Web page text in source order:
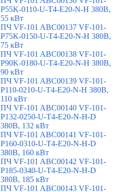
P55K-0110-U-T4-E20-N-H 380В,
55 кВт
ПЧ VF-101 ABC00137 VF-101-
P75K-0150-U-T4-E20-N-H 380В,
75 кВт
ПЧ VF-101 ABC00138 VF-101-
P90K-0180-U-T4-E20-N-H 380В,
90 кВт
ПЧ VF-101 ABC00139 VF-101-
P110-0210-U-T4-E20-N-H 380В,
110 кВт
ПЧ VF-101 ABC00140 VF-101-
P132-0250-U-T4-E20-N-H-D
380В, 132 кВт
ПЧ VF-101 ABC00141 VF-101-
P160-0310-U-T4-E20-N-H-D
380В, 160 кВт
ПЧ VF-101 ABC00142 VF-101-
P185-0340-U-T4-E20-N-H-D
380В, 185 кВт
ПЧ VF-101 ABC00143 VF-101-